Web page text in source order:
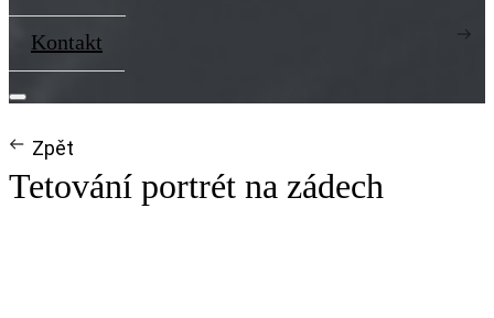
Kontakt
Zpět
Tetování portrét na zádech